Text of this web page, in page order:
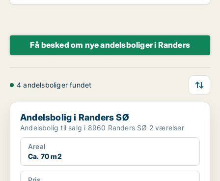
Få besked om nye andelsboliger i Randers
4 andelsboliger fundet
Andelsbolig i Randers SØ
Andelsbolig i Randers SØ
Andelsbolig til salg i 8960 Randers SØ 2 værelser
Areal
Ca. 70 m2